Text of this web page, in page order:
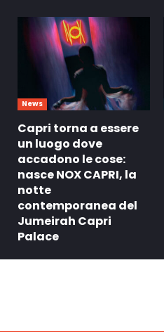
News
Capri torna a essere
un luogo dove
accadono le cose:
nasce NOX CAPRI, la
notte
contemporanea del
Jumeirah Capri
Palace